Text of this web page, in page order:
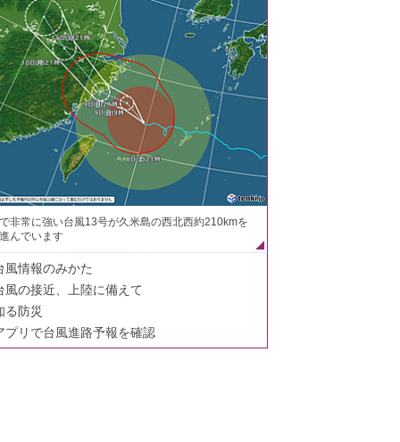
非常に強い台風13号が久米島の西北西約210kmを
んでいます
風情報のみかた
風の接近、上陸に備えて
る防災
プリで台風進路予報を確認